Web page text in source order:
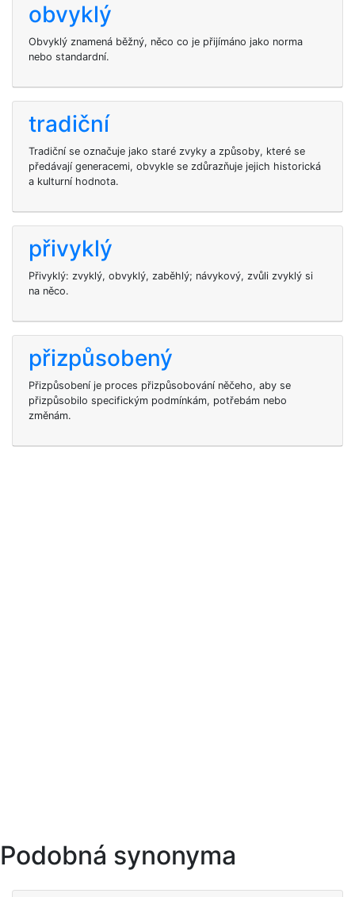
obvyklý
Obvyklý znamená běžný, něco co je přijímáno jako norma
nebo standardní.
tradiční
Tradiční se označuje jako staré zvyky a způsoby, které se
předávají generacemi, obvykle se zdůrazňuje jejich historická
a kulturní hodnota.
přivyklý
Přivyklý: zvyklý, obvyklý, zaběhlý; návykový, zvůli zvyklý si
na něco.
přizpůsobený
Přizpůsobení je proces přizpůsobování něčeho, aby se
přizpůsobilo specifickým podmínkám, potřebám nebo
změnám.
Podobná synonyma